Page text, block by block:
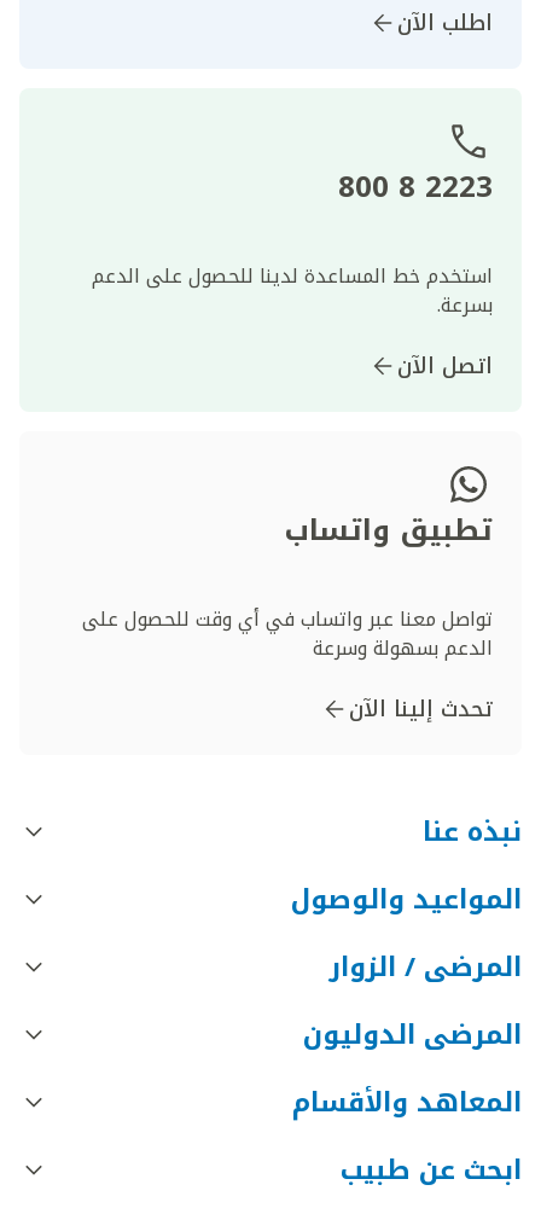
اطلب الآن
2223 8 800
استخدم خط المساعدة لدينا للحصول على الدعم
بسرعة.
اتصل الآن
تطبيق واتساب
تواصل معنا عبر واتساب في أي وقت للحصول على
الدعم بسهولة وسرعة
تحدث إلينا الآن
نبذه عنا
المواعيد والوصول
المرضى / الزوار
المرضى الدوليون
المعاهد والأقسام
ابحث عن طبيب